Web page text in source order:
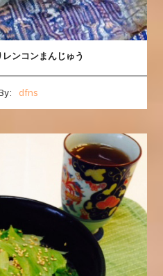
ンコンまんじゅう
dfns